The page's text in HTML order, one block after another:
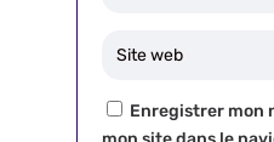
Enregistrer mon